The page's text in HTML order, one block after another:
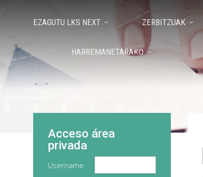
EZAGUTU LKS NEXT ZERBITZUAK
HARREMANETARAKO
Acceso área
privada
Username